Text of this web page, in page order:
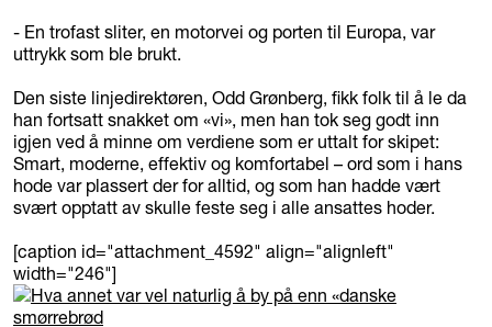
- En trofast sliter, en motorvei og porten til Europa, var
uttrykk som ble brukt.
Den siste linjedirektøren, Odd Grønberg, fikk folk til å le da
han fortsatt snakket om «vi», men han tok seg godt inn
igjen ved å minne om verdiene som er uttalt for skipet:
Smart, moderne, effektiv og komfortabel – ord som i hans
hode var plassert der for alltid, og som han hadde vært
svært opptatt av skulle feste seg i alle ansattes hoder.
[caption id="attachment_4592" align="alignleft"
width="246"]